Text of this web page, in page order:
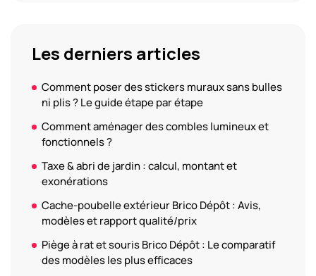
Les derniers articles
Comment poser des stickers muraux sans bulles
ni plis ? Le guide étape par étape
Comment aménager des combles lumineux et
fonctionnels ?
Taxe & abri de jardin : calcul, montant et
exonérations
Cache-poubelle extérieur Brico Dépôt : Avis,
modèles et rapport qualité/prix
Piège à rat et souris Brico Dépôt : Le comparatif
des modèles les plus efficaces